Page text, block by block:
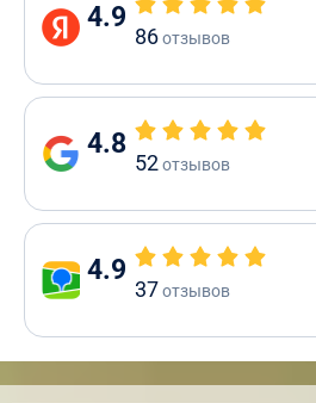
4.9
86отзывов
4.8
52отзывов
4.9
37отзывов